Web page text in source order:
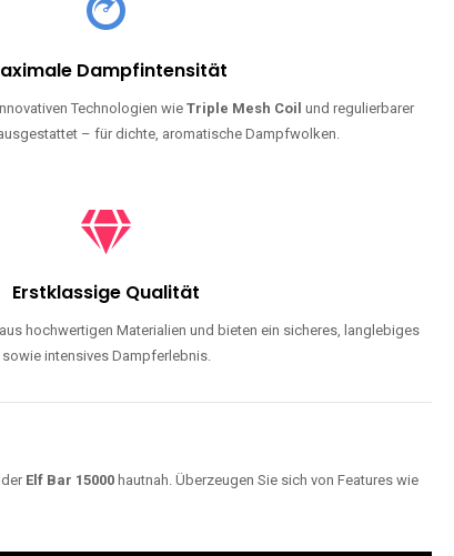
Dampfintensität
Technologien wieTriple Mesh Coil und regulierbarer
– für dichte, aromatische Dampfwolken.
Erstklassige Qualität
hochwertigen Materialien und bieten ein sicheres, langlebiges
sowie intensives Dampferlebnis.
Elf Bar 15000 hautnah. Überzeugen Sie sich von Features wie